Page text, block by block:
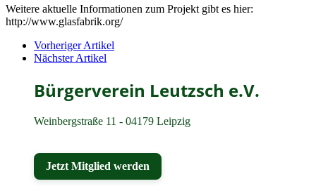
Weitere aktuelle Informationen zum Projekt gibt es hier:
http://www.glasfabrik.org/
Vorheriger Artikel
Nächster Artikel
Bürgerverein Leutzsch e.V.
Weinbergstraße 11 - 04179 Leipzig
Jetzt Mitglied werden